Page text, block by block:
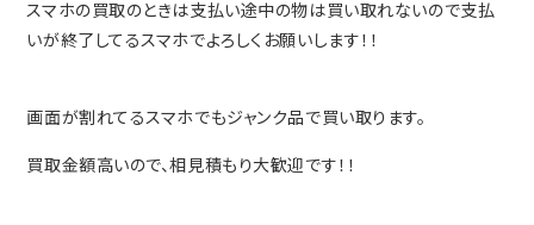
スマホの買取のときは支払い途中の物は買い取れないので支払
いが終了してるスマホでよろしくお願いします！！
画面が割れてるスマホでもジャンク品で買い取ります。
買取金額高いので、相見積もり大歓迎です！！